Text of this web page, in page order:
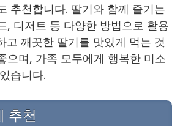
추천합니다. 딸기와 함께 즐기는
, 디저트 등 다양한 방법으로 활용
고 깨끗한 딸기를 맛있게 먹는 것
으며, 가족 모두에게 행복한 미소
습니다.
추천